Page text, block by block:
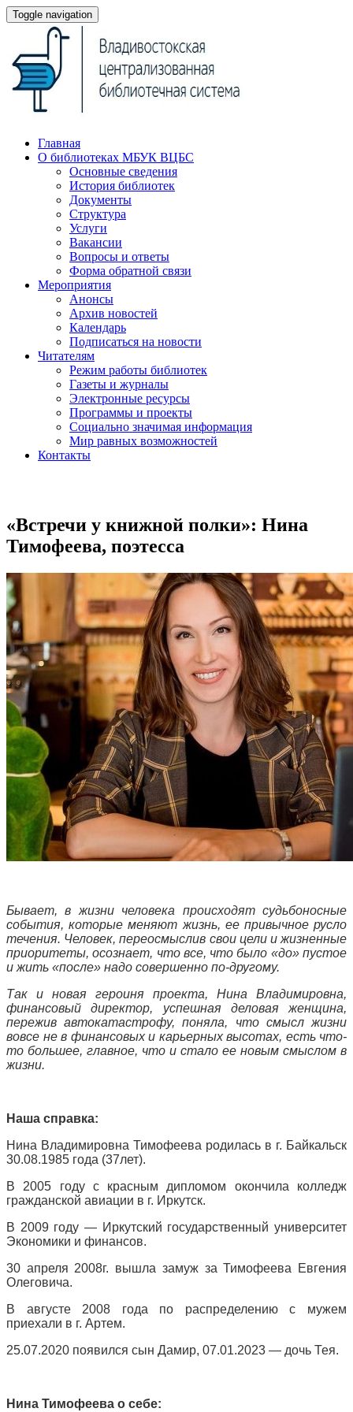
Toggle navigation
Главная
О библиотеках МБУК ВЦБС
Основные сведения
История библиотек
Документы
Структура
Услуги
Вакансии
Вопросы и ответы
Форма обратной связи
Мероприятия
Анонсы
Архив новостей
Календарь
Подписаться на новости
Читателям
Режим работы библиотек
Газеты и журналы
Электронные ресурсы
Программы и проекты
Социально значимая информация
Мир равных возможностей
Контакты
«Встречи у книжной полки»: Нина
Тимофеева, поэтесса
Бывает, в жизни человека происходят судьбоносные
события, которые меняют жизнь, ее привычное русло
течения. Человек, переосмыслив свои цели и жизненные
приоритеты, осознает, что все, что было «до» пустое
и жить «после» надо совершенно по-другому.
Так и новая героиня проекта, Нина Владимировна,
финансовый директор, успешная деловая женщина,
пережив автокатастрофу, поняла, что смысл жизни
вовсе не в финансовых и карьерных высотах, есть что-
то большее, главное, что и стало ее новым смыслом в
жизни.
Наша справка:
Нина Владимировна Тимофеева родилась в г. Байкальск
30.08.1985 года (37лет).
В 2005 году с красным дипломом окончила колледж
гражданской авиации в г. Иркутск.
В 2009 году — Иркутский государственный университет
Экономики и финансов.
30 апреля 2008г. вышла замуж за Тимофеева Евгения
Олеговича.
В августе 2008 года по распределению с мужем
приехали в г. Артем.
25.07.2020 появился сын Дамир, 07.01.2023 — дочь Тея.
Нина Тимофеева о себе: